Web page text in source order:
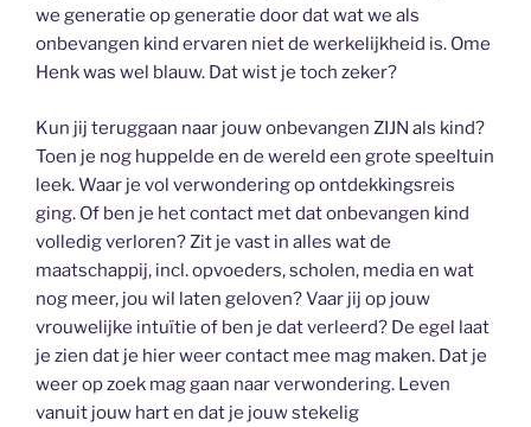
we generatie op generatie door dat wat we als
onbevangen kind ervaren niet de werkelijkheid is. Ome
Henk was wel blauw. Dat wist je toch zeker?
Kun jij teruggaan naar jouw onbevangen ZIJN als kind?
Toen je nog huppelde en de wereld een grote speeltuin
leek. Waar je vol verwondering op ontdekkingsreis
ging. Of ben je het contact met dat onbevangen kind
volledig verloren? Zit je vast in alles wat de
maatschappij, incl. opvoeders, scholen, media en wat
nog meer, jou wil laten geloven? Vaar jij op jouw
vrouwelijke intuïtie of ben je dat verleerd? De egel laat
je zien dat je hier weer contact mee mag maken. Dat je
weer op zoek mag gaan naar verwondering. Leven
vanuit jouw hart en dat je jouw stekelig